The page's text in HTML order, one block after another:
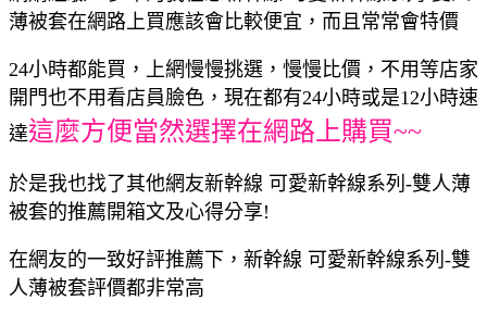
薄被套在網路上買應該會比較便宜，而且常常會特價
24小時都能買，上網慢慢挑選，慢慢比價，不用等店家
開門也不用看店員臉色，現在都有24小時或是12小時速
達這麼方便當然選擇在網路上購買~~
於是我也找了其他網友新幹線 可愛新幹線系列-雙人薄
被套的推薦開箱文及心得分享!
在網友的一致好評推薦下，新幹線 可愛新幹線系列-雙
人薄被套評價都非常高